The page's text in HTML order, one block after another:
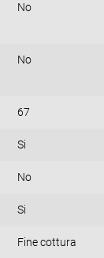
No
No
67
Si
No
Si
Fine cottura